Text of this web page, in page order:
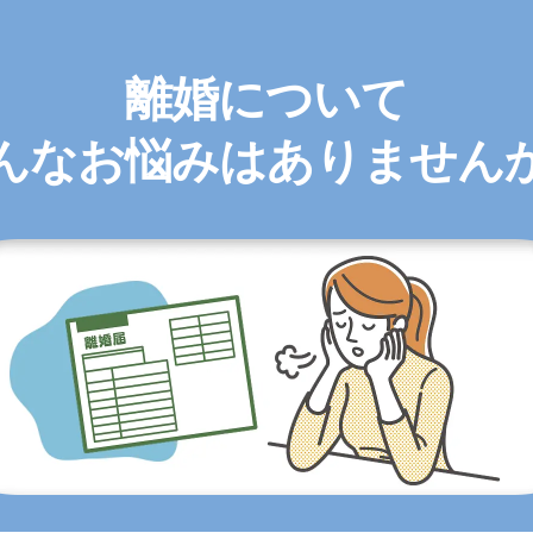
離婚について
なお悩みはありません